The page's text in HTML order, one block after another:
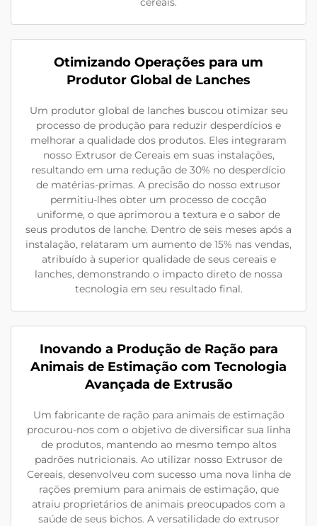
Otimizando Operações para um
Produtor Global de Lanches
Um produtor global de lanches buscou otimizar seu
processo de produção para reduzir desperdícios e
melhorar a qualidade dos produtos. Eles integraram
nosso Extrusor de Cereais em suas instalações,
resultando em uma redução de 30% no desperdício
de matérias-primas. A precisão do nosso extrusor
permitiu-lhes obter um processo de cocção
uniforme, o que aprimorou a textura e o sabor de
seus produtos de lanche. Dentro de seis meses após a
instalação, relataram um aumento de 15% nas vendas,
atribuído à superior qualidade de seus cereais e
lanches, demonstrando o impacto direto de nossa
tecnologia em seu resultado final.
Inovando a Produção de Ração para
Animais de Estimação com Tecnologia
Avançada de Extrusão
Um fabricante de ração para animais de estimação
procurou-nos com o objetivo de diversificar sua linha
de produtos, mantendo ao mesmo tempo altos
padrões nutricionais. Ao utilizar nosso Extrusor de
Cereais, desenvolveu com sucesso uma nova linha de
rações premium para animais de estimação, que
atraiu proprietários de animais preocupados com a
saúde de seus bichos. A versatilidade do extrusor